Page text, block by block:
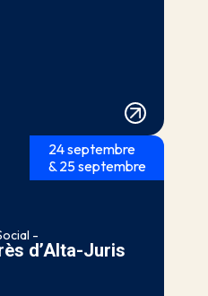
24 septembre
& 25 septembre
-
d’Alta-Juris